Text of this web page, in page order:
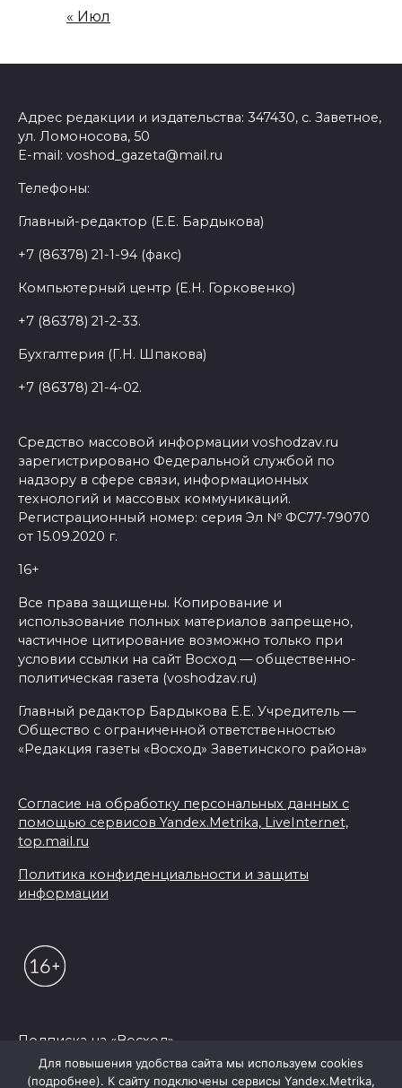
« Июл
Адрес редакции и издательства: 347430, с. Заветное,
ул. Ломоносова, 50
E-mail: voshod_gazeta@mail.ru
Телефоны:
Главный-редактор (Е.Е. Бардыкова)
+7 (86378) 21-1-94 (факс)
Компьютерный центр (Е.Н. Горковенко)
+7 (86378) 21-2-33.
Бухгалтерия (Г.Н. Шпакова)
+7 (86378) 21-4-02.
Средство массовой информации voshodzav.ru
зарегистрировано Федеральной службой по
надзору в сфере связи, информационных
технологий и массовых коммуникаций.
Регистрационный номер: серия Эл № ФС77-79070
от 15.09.2020 г.
16+
Все права защищены. Копирование и
использование полных материалов запрещено,
частичное цитирование возможно только при
условии ссылки на сайт Восход — общественно-
политическая газета (voshodzav.ru)
Главный редактор Бардыкова Е.Е. Учредитель —
Общество с ограниченной ответственностью
«Редакция газеты «Восход» Заветинского района»
Согласие на обработку персональных данных с
помощью сервисов Yandex.Metrika, LiveInternet,
top.mail.ru
Политика конфиденциальности и защиты
информации
Подписка на «Восход»
Для повышения удобства сайта мы используем cookies
(подробнее). К сайту подключены сервисы Yandex.Metrika,